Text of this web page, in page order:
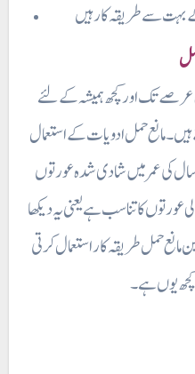
بہت سے طریقہ کار ہیں
تک اور کچھ ہمیشہ کے لئے
مانع حمل ادویات کے استعمال
سے مراد 15 سال سے 49 سال کی عمر میں شادی شدہ عورتوں
کا تناسب ہے یعنی یہ دیکھا
حمل طریقہ کار استعمال کرتی
کچھ یوں ہے۔